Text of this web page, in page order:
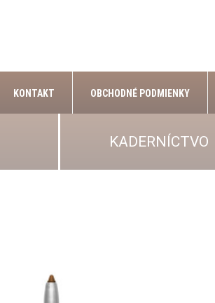
KONTAKT OBCHODNÉ PODMIENKY
KADERNÍCTVO